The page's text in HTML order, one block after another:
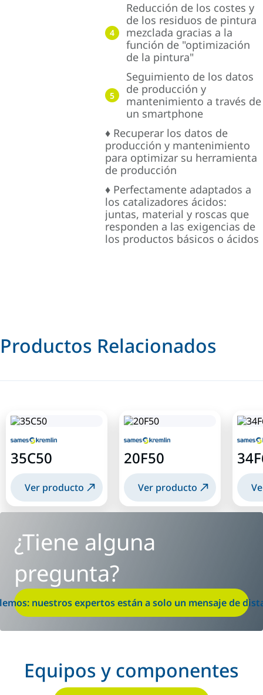
4
Reducción de los costes y
de los residuos de pintura
mezclada gracias a la
función de "optimización
de la pintura"
5
Seguimiento de los datos
de producción y
mantenimiento a través de
un smartphone
♦ Recuperar los datos de
producción y mantenimiento
para optimizar su herramienta
de producción
♦ Perfectamente adaptados a
los catalizadores ácidos:
juntas, material y roscas que
responden a las exigencias de
los productos básicos o ácidos
Productos Relacionados
35C50
Ver producto
20F50
Ver producto
¿Tiene alguna
pregunta?
nuestros expertos están a solo un mensaje de
Equipos y componentes